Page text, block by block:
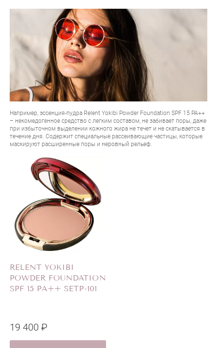
Например, эссенция-пудра Relent Yokibi Powder Foundation SPF 15 PA++
– некомедогенное средство с легким составом, не забивает поры, даже
при избыточном выделении кожного жира не течет и не скатывается в
течение дня. Содержит специальные рассеивающие частицы, которые
маскируют расширенные поры и неровный рельеф.
RELENT YOKIBI
POWDER FOUNDATION
SPF 15 PA++ SETP-101
19 400 ₽